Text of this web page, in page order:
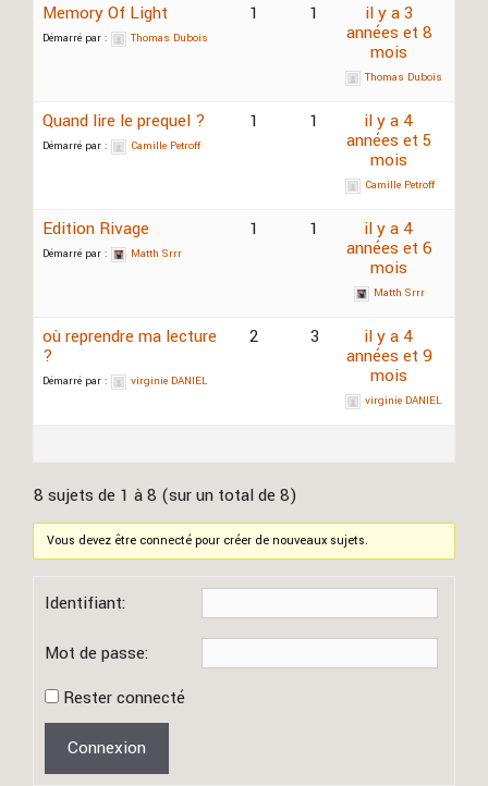
Memory Of Light
Démarré par : Thomas Dubois
1 1
il y a 3
années et 8
mois
Thomas Dubois
Quand lire le prequel ?
Démarré par : Camille Petroff
1 1
il y a 4
années et 5
mois
Camille Petroff
Edition Rivage
Démarré par : Matth Srrr
1 1
il y a 4
années et 6
mois
Matth Srrr
où reprendre ma lecture
?
Démarré par : virginie DANIEL
2 3
il y a 4
années et 9
mois
virginie DANIEL
8 sujets de 1 à 8 (sur un total de 8)
Vous devez être connecté pour créer de nouveaux sujets.
Identifiant:
Mot de passe:
Rester connecté
Connexion